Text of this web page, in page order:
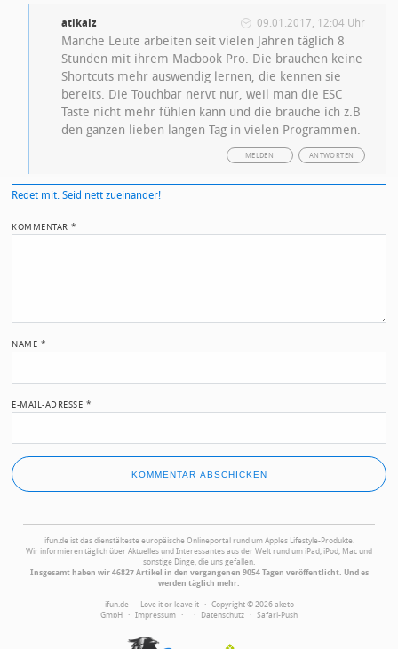
atikalz 09.01.2017, 12:04 Uhr
Manche Leute arbeiten seit vielen Jahren täglich 8
Stunden mit ihrem Macbook Pro. Die brauchen keine
Shortcuts mehr auswendig lernen, die kennen sie
bereits. Die Touchbar nervt nur, weil man die ESC
Taste nicht mehr fühlen kann und die brauche ich z.B
den ganzen lieben langen Tag in vielen Programmen.
ANTWORTEN
MELDEN
Redet mit. Seid nett zueinander!
KOMMENTAR*
NAME *
E-MAIL-ADRESSE *
ifun.de ist das dienstälteste europäische Onlineportal rund um Apples Lifestyle-Produkte.
Wir informieren täglich über Aktuelles und Interessantes aus der Welt rund um iPad, iPod, Mac und
sonstige Dinge, die uns gefallen.
Insgesamt haben wir 46827 Artikel in den vergangenen 9054 Tagen veröffentlicht. Und es
werden täglich mehr.
ifun.de — Love it or leave it · Copyright © 2026 aketo
GmbH · Impressum · · Datenschutz · Safari-Push